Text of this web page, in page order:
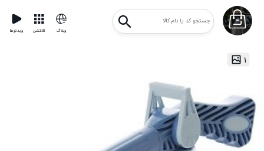
ویدئوها کالکشن وبلاگ
۱